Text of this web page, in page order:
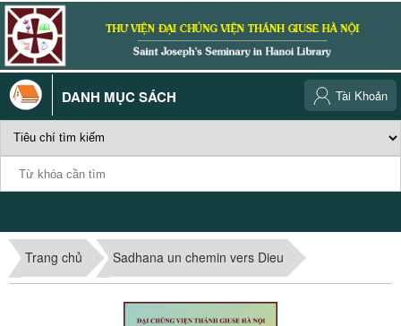
DANH MỤC SÁCH Tài Khoản
Trang chủ Sadhana un chemin vers Dieu